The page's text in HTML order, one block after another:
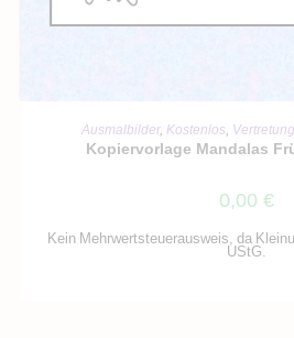
IN DEN
Ausmalbilder, Kostenlos,
Kopiervorlage Mandalas
0,00 €
Kein Mehrwertsteuerausweis, da
UStG.